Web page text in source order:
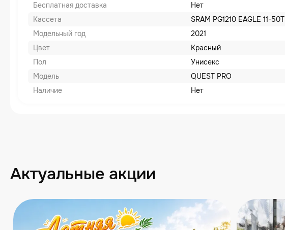
Бесплатная доставка
Нет
Кассета
SRAM PG1210 EAGLE 11-50T
Модельный год
2021
Цвет
Красный
Пол
Унисекс
Модель
QUEST PRO
Наличие
Нет
Актуальные акции